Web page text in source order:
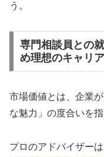
う。
専門相談員との
め理想のキャリ
市場価値とは、企業
な魅力」の度合いを指
プロのアドバイザー